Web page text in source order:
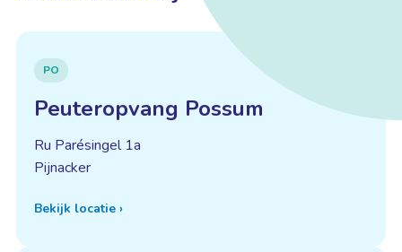
PO
Peuteropvang Possum
Ru Parésingel 1a
Pijnacker
Bekijk locatie ›